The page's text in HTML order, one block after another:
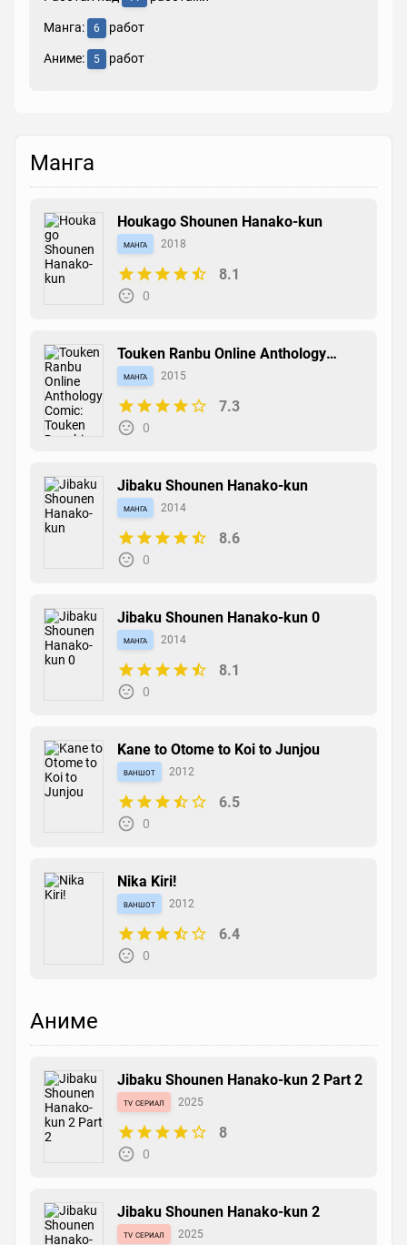
Манга: 6 работ
Аниме: 5 работ
Манга
Houkago Shounen Hanako-kun
манга 2018
8.1
0
Touken Ranbu Online Anthology
Comic: Touken Danshi Makuaigeki
манга 2015
7.3
0
Jibaku Shounen Hanako-kun
манга 2014
8.6
0
Jibaku Shounen Hanako-kun 0
манга 2014
8.1
0
Kane to Otome to Koi to Junjou
ваншот 2012
6.5
0
Nika Kiri!
ваншот 2012
6.4
0
Аниме
Jibaku Shounen Hanako-kun 2 Part 2
tv сериал 2025
8
0
Jibaku Shounen Hanako-kun 2
tv сериал 2025